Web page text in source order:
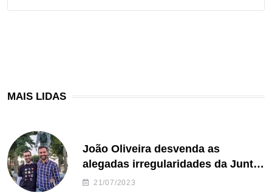
MAIS LIDAS
João Oliveira desvenda as
alegadas irregularidades da Junta
de Freguesia S. João de Ver
21/07/2023